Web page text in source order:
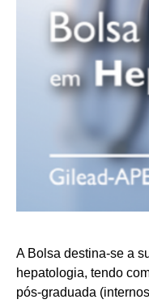
A Bolsa destina-se a
hepatologia, tendo
pós-graduada